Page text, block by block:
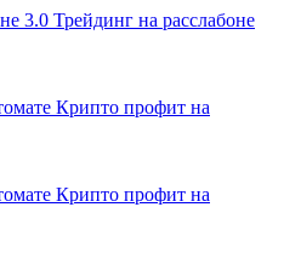
Трейдинг на расслабоне
Крипто профит на
Крипто профит на